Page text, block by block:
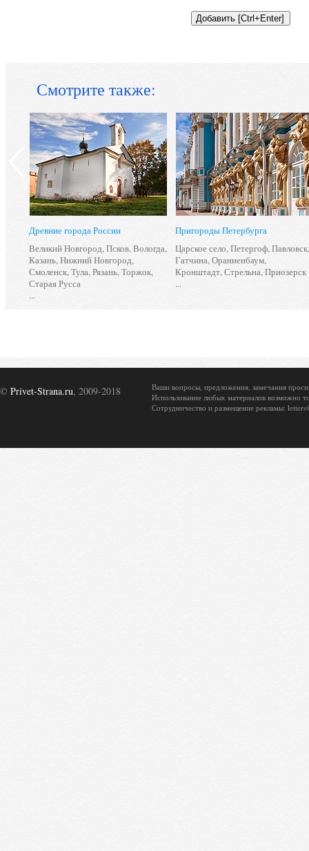
Смотрите также:
Древние города России
Великий Новгород,Псков,Вологда,
Казань,Нижний Новгород,
Смоленск,Тула,Рязань,Торжок,
Старая Русса
...
Пригороды Петербурга
Царское село,Петергоф,Павловск,
Гатчина,Ораниенбаум,
Кронштадт,Стрельна,Приозерск
...
© Privet-Strana.ru, 2009-2018
Ваши вопросы, предложения, замечания
Использование любых материалов возможно
Сотрудничество и размещение рекламы: